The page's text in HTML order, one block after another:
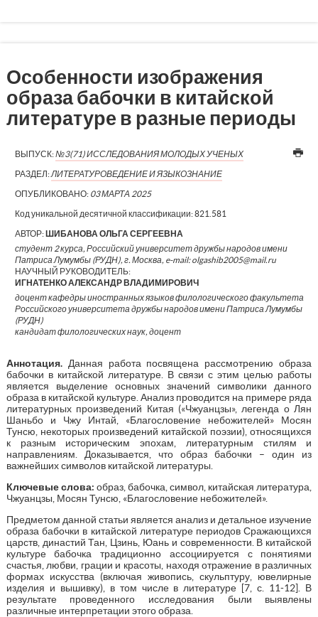
Особенности изображения
образа бабочки в китайской
литературе в разные периоды
ВЫПУСК:№3(71) ИССЛЕДОВАНИЯ МОЛОДЫХ УЧЕНЫХ
РАЗДЕЛ:ЛИТЕРАТУРОВЕДЕНИЕ И ЯЗЫКОЗНАНИЕ
ОПУБЛИКОВАНО: 03 МАРТА 2025
Код уникальной десятичной классификации:821.581
АВТОР:ШИБАНОВА ОЛЬГА СЕРГЕЕВНА
студент 2 курса, Российский университет дружбы народов имени
Патриса Лумумбы (РУДН), г. Москва, e-mail: olgashib2005@mail.ru
НАУЧНЫЙ РУКОВОДИТЕЛЬ:
ИГНАТЕНКО АЛЕКСАНДР ВЛАДИМИРОВИЧ
доцент кафедры иностранных языков филологического факультета
Российского университета дружбы народов имени Патриса Лумумбы
(РУДН)
кандидат филологических наук, доцент
Аннотация. Данная работа посвящена рассмотрению образа
бабочки в китайской литературе. В связи с этим целью работы
является выделение основных значений символики данного
образа в китайской культуре. Анализ проводится на примере ряда
литературных произведений Китая («Чжуанцзы», легенда о Лян
Шаньбо и Чжу Интай, «Благословение небожителей» Мосян
Тунсю, некоторых произведений китайской поэзии), относящихся
к разным историческим эпохам, литературным стилям и
направлениям. Доказывается, что образ бабочки – один из
важнейших символов китайской литературы.
Ключевые слова: образ, бабочка, символ, китайская литература,
Чжуанцзы, Мосян Тунсю, «Благословение небожителей».
Предметом данной статьи является анализ и детальное изучение
образа бабочки в китайской литературе периодов Сражающихся
царств, династий Тан, Цзинь, Юань и современности. В китайской
культуре бабочка традиционно ассоциируется с понятиями
счастья, любви, грации и красоты, находя отражение в различных
формах искусства (включая живопись, скульптуру, ювелирные
изделия и вышивку), в том числе в литературе [7, с. 11-12]. В
результате проведенного исследования были выявлены
различные интерпретации этого образа.